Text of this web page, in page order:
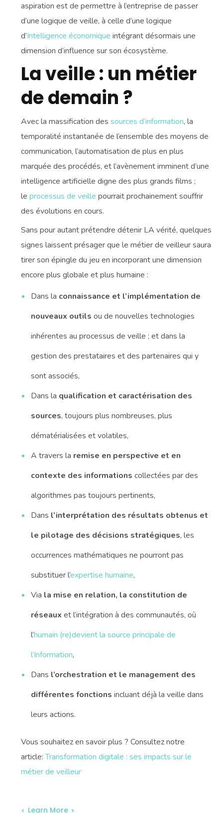
aspiration est de permettre à l’entreprise de passer
d’une logique de veille, à celle d’une logique
d’Intelligence économique intégrant désormais une
dimension d’influence sur son écosystème.
La veille : un métier
de demain ?
Avec la massification dessources d’information, la
temporalité instantanée de l’ensemble des moyens de
communication, l’automatisation de plus en plus
marquée des procédés, et l’avènement imminent d’une
intelligence artificielle digne des plus grands films ;
leprocessus de veille pourrait prochainement souffrir
des évolutions en cours.
Sans pour autant prétendre détenir LA vérité, quelques
signes laissent présager que le métier de veilleur saura
tirer son épingle du jeu en incorporant une dimension
encore plus globale et plus humaine :
Dans la connaissance et l’implémentation de
nouveaux outils ou de nouvelles technologies
inhérentes au processus de veille ; et dans la
gestion des prestataires et des partenaires qui y
sont associés,
Dans la qualification et caractérisation des
sources, toujours plus nombreuses, plus
dématérialisées et volatiles,
A travers la remise en perspective et en
contexte des informationscollectées par des
algorithmes pas toujours pertinents,
Dans l’interprétation des résultats obtenus et
le pilotage des décisions stratégiques, les
occurrences mathématiques ne pourront pas
substituer l’expertise humaine,
Via la mise en relation, la constitution de
réseaux et l’intégration à des communautés, où
l’humain (re)devient la source principale de
l’Information,
Dans l’orchestration et le management des
différentes fonctions incluant déjà la veille dans
leurs actions.
Vous souhaitez en savoir plus ? Consultez notre
article:Transformation digitale : ses impacts sur le
métier de veilleur
Learn More